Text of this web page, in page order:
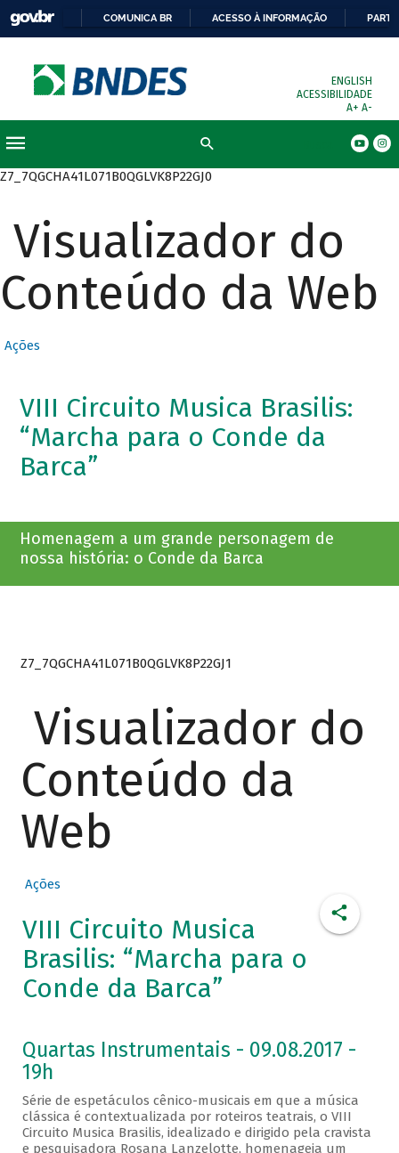
COMUNICA BR ACESSO À INFORMAÇÃO
ENGLISH
ACESSIBILIDADE
A+ A-
Z7_7QGCHA41L071B0QGLVK8P22GJ0
Visualizador do
Conteúdo da Web
Ações
VIII Circuito Musica Brasilis:
“Marcha para o Conde da
Barca”
Homenagem a um grande personagem de
nossa história: o Conde da Barca
Z7_7QGCHA41L071B0QGLVK8P22GJ1
Visualizador do
Conteúdo da
Web
Ações
VIII Circuito Musica
Brasilis: “Marcha para o
Conde da Barca”
Quartas Instrumentais - 09.08.2017 -
19h
Série de espetáculos cênico-musicais em que a música
clássica é contextualizada por roteiros teatrais, o VIII
Circuito Musica Brasilis, idealizado e dirigido pela cravista
e pesquisadora Rosana Lanzelotte, homenageia um